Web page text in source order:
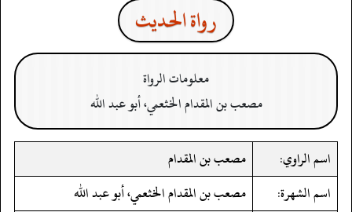
رواة الحدیث
معلومات الرواة
مصعب بن المقدام الخثعمي، أبو عبد الله
اسم الراوي:
مصعب بن المقدام
اسم الشهرة:
مصعب بن المقدام الخثعمي، أبو عبد الله